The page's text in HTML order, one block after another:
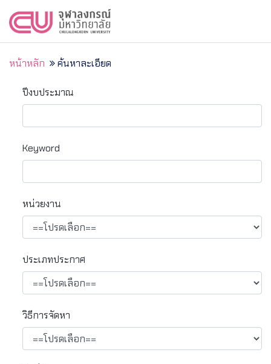
หน้าหลัก ค้นหาละเอียด
ปีงบประมาณ
Keyword
หน่วยงาน
ประเภทประกาศ
วิธีการจัดหา